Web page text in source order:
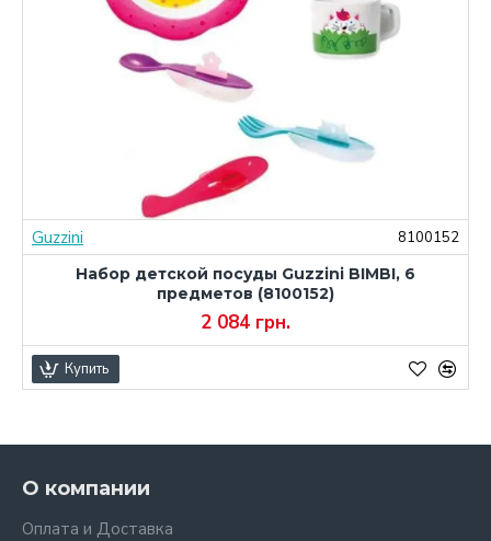
Guzzini
8100152
Набор детской посуды Guzzini BIMBI, 6
предметов (8100152)
2 084 грн.
Купить
О компании
Оплата и Доставка